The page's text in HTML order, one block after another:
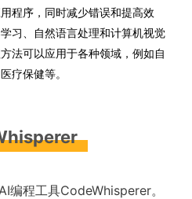
程序，同时减少错误和提高效
习、自然语言处理和计算机视觉
法可以应用于各种领域，例如自
疗保健等。
编程工具CodeWhisperer。